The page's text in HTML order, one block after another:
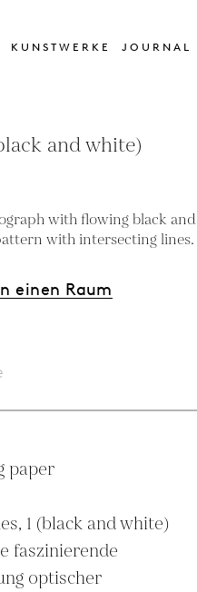
KUNSTWERKE JOURNAL
and white)
einen Raum
paper
1 (black and white)
faszinierende
optischer